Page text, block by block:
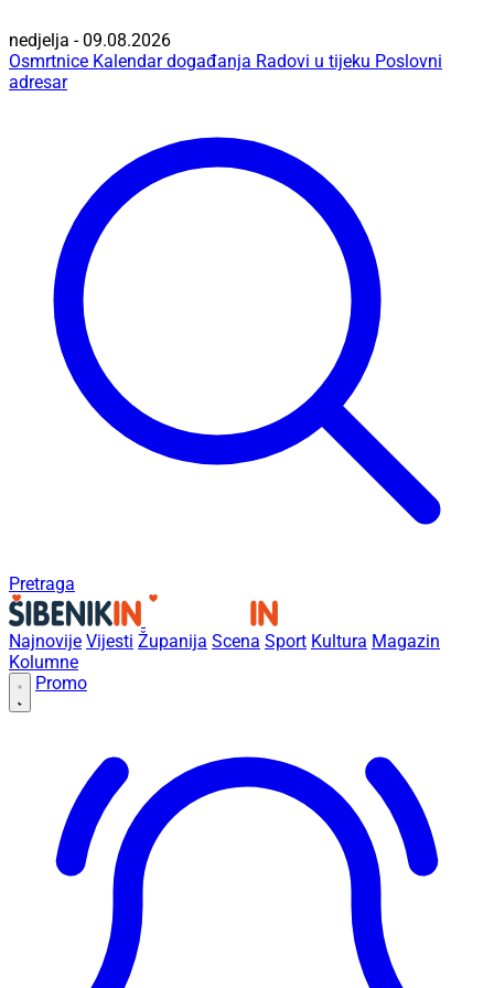
nedjelja - 09.08.2026
Osmrtnice Kalendar događanja Radovi u tijeku Poslovni
adresar
Pretraga
Najnovije Vijesti Županija Scena Sport Kultura Magazin
Kolumne
Promo